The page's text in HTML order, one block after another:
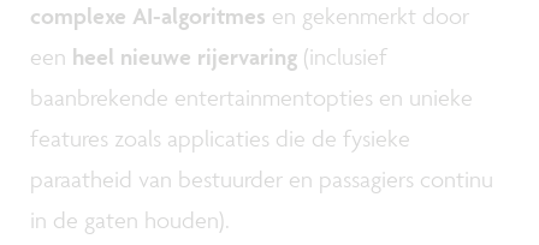
complexe AI-algoritmes en gekenmerkt door
een heel nieuwe rijervaring (inclusief
baanbrekende entertainmentopties en unieke
features zoals applicaties die de fysieke
paraatheid van bestuurder en passagiers continu
in de gaten houden).